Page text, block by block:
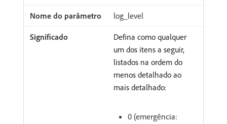
log_level
Defina como qualquer
um dos itens a seguir,
listados na ordem do
menos detalhado ao
mais detalhado:
0 (emergência: